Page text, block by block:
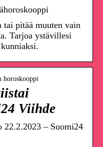
pitää muuten vain
Tarjoa ystävillesi
horoskooppi
Viihde
– Suomi24